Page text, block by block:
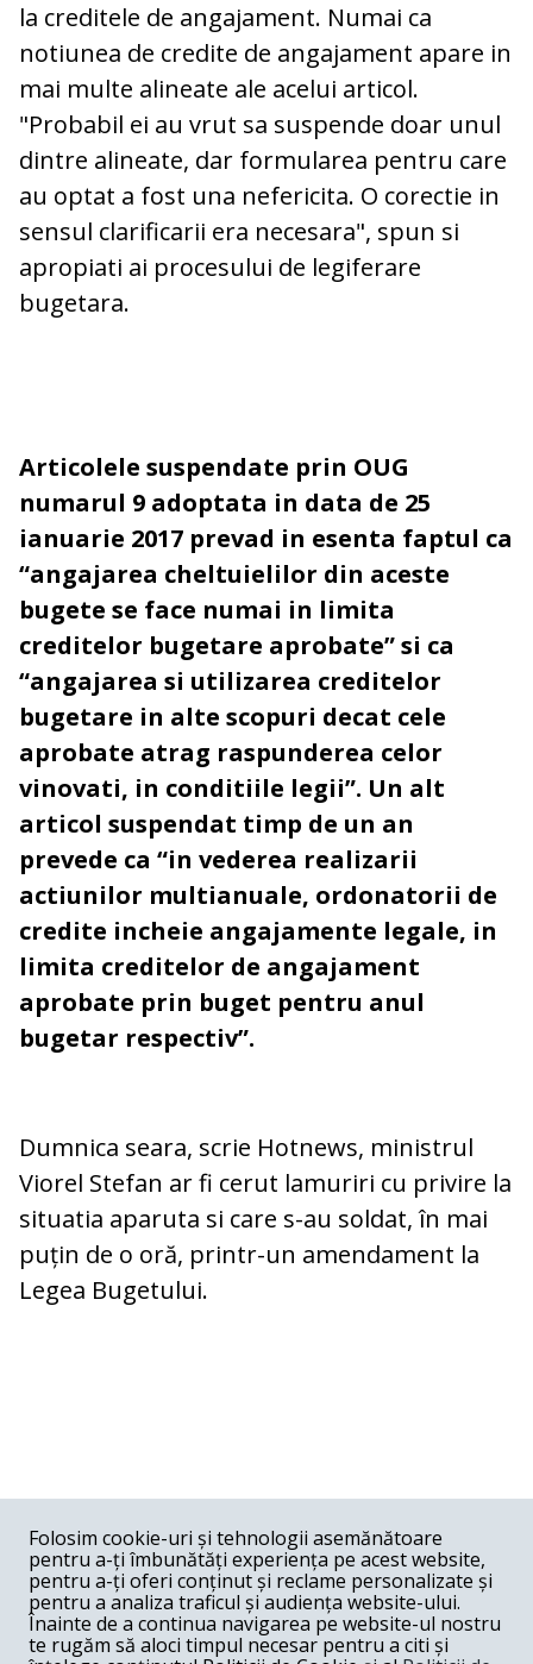
la creditele de angajament. Numai ca
notiunea de credite de angajament apare in
mai multe alineate ale acelui articol.
"Probabil ei au vrut sa suspende doar unul
dintre alineate, dar formularea pentru care
au optat a fost una nefericita. O corectie in
sensul clarificarii era necesara", spun si
apropiati ai procesului de legiferare
bugetara.
Articolele suspendate prin OUG
numarul 9 adoptata in data de 25
ianuarie 2017 prevad in esenta faptul ca
“angajarea cheltuielilor din aceste
bugete se face numai in limita
creditelor bugetare aprobate” si ca
“angajarea si utilizarea creditelor
bugetare in alte scopuri decat cele
aprobate atrag raspunderea celor
vinovati, in conditiile legii”. Un alt
articol suspendat timp de un an
prevede ca “in vederea realizarii
actiunilor multianuale, ordonatorii de
credite incheie angajamente legale, in
limita creditelor de angajament
aprobate prin buget pentru anul
bugetar respectiv”.
Dumnica seara, scrie Hotnews, ministrul
Viorel Stefan ar fi cerut lamuriri cu privire la
situatia aparuta si care s-au soldat, în mai
puțin de o oră, printr-un amendament la
Legea Bugetului.
COMENTARII
Nume
Email
Folosim cookie-uri și tehnologii asemănătoare
pentru a-ți îmbunătăți experiența pe acest website,
pentru a-ți oferi conținut și reclame personalizate și
pentru a analiza traficul și audiența website-ului.
Înainte de a continua navigarea pe website-ul nostru
te rugăm să aloci timpul necesar pentru a citi și